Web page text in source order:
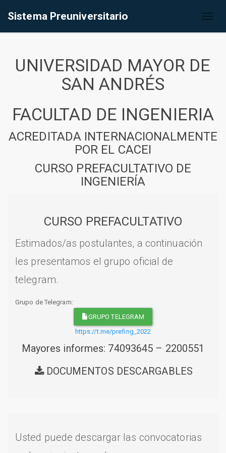
Sistema Preuniversitario
UNIVERSIDAD MAYOR DE
SAN ANDRÉS
FACULTAD DE INGENIERIA
ACREDITADA INTERNACIONALMENTE
POR EL CACEI
CURSO PREFACULTATIVO DE
INGENIERÍA
CURSO PREFACULTATIVO
Estimados/as postulantes, a continuación
les presentamos el grupo oficial de
telegram.
Grupo de Telegram:
GRUPO TELEGRAM
https://t.me/prefing_2022
Mayores informes: 74093645 – 2200551
DOCUMENTOS DESCARGABLES
Usted puede descargar las convocatorias